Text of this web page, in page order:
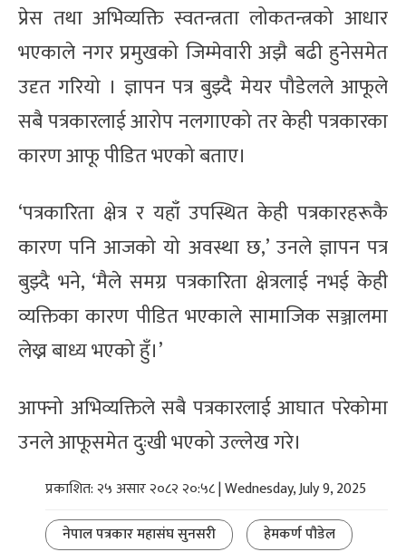
प्रेस तथा अभिव्यक्ति स्वतन्त्रता लोकतन्त्रको आधार
भएकाले नगर प्रमुखको जिम्मेवारी अझै बढी हुनेसमेत
उदृत गरियो । ज्ञापन पत्र बुझ्दै मेयर पौडेलले आफूले
सबै पत्रकारलाई आरोप नलगाएको तर केही पत्रकारका
कारण आफू पीडित भएको बताए।
‘पत्रकारिता क्षेत्र र यहाँ उपस्थित केही पत्रकारहरूकै
कारण पनि आजको यो अवस्था छ,’ उनले ज्ञापन पत्र
बुझ्दै भने, ‘मैले समग्र पत्रकारिता क्षेत्रलाई नभई केही
व्यक्तिका कारण पीडित भएकाले सामाजिक सञ्जालमा
लेख्न बाध्य भएको हुँ।’
आफ्नो अभिव्यक्तिले सबै पत्रकारलाई आघात परेकोमा
उनले आफूसमेत दुःखी भएको उल्लेख गरे।
प्रकाशित: २५ असार २०८२ २०:५८ | Wednesday, July 9, 2025
नेपाल पत्रकार महासंघ सुनसरी
हेमकर्ण पौडेल